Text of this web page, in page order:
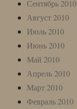
Сентябрь 2010
Август 2010
Июль 2010
Июнь 2010
Май 2010
Апрель 2010
Март 2010
Февраль 2010